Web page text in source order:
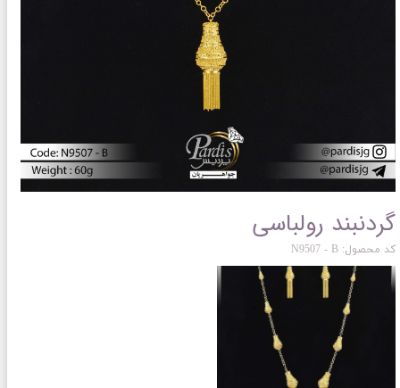
گردنبند رولباسی
کد محصول: N9507 - B